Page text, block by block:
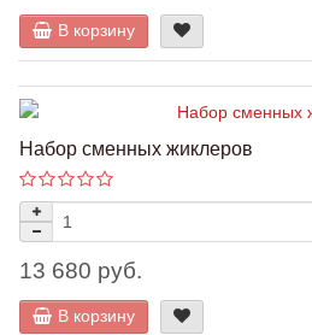
В корзину
Набор сменных жиклеров
13 680 руб.
В корзину